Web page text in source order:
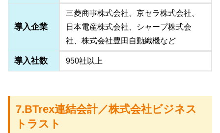
導入企業
三菱商事株式会社、京セラ株式会社、
日本電産株式会社、シャープ株式会
社、株式会社豊田自動織機など
導入社数 950社以上
7.BTrex連結会計／株式会社ビジネス
トラスト